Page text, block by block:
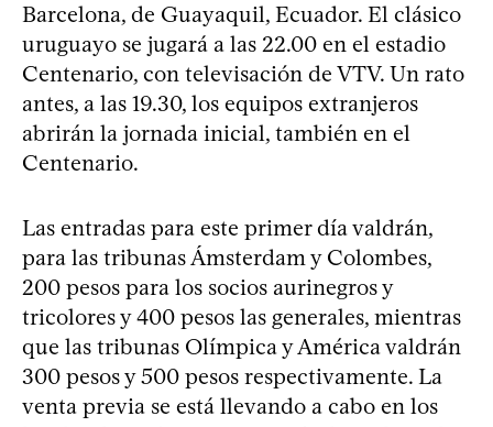
Barcelona, de Guayaquil, Ecuador. El clásico
uruguayo se jugará a las 22.00 en el estadio
Centenario, con televisación de VTV. Un rato
antes, a las 19.30, los equipos extranjeros
abrirán la jornada inicial, también en el
Centenario.
Las entradas para este primer día valdrán,
para las tribunas Ámsterdam y Colombes,
200 pesos para los socios aurinegros y
tricolores y 400 pesos las generales, mientras
que las tribunas Olímpica y América valdrán
300 pesos y 500 pesos respectivamente. La
venta previa se está llevando a cabo en los